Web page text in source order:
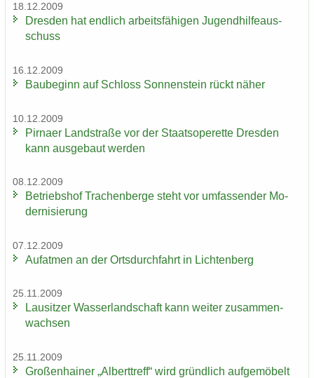
18.12.2009
Dres­den hat end­lich ar­beits­fä­hi­gen Ju­gend­hil­fe­aus­
schuss
16.12.2009
Bau­be­ginn auf Schloss Son­nen­stein rückt näher
10.12.2009
Pirna­er Land­stra­ße vor der Staats­ope­ret­te Dres­den
kann aus­ge­baut wer­den
08.12.2009
Be­triebs­hof Tra­chen­ber­ge steht vor um­fas­sen­der Mo­
der­ni­sie­rung
07.12.2009
Auf­at­men an der Orts­durch­fahrt in Lich­ten­berg
25.11.2009
Lau­sit­zer Was­ser­land­schaft kann wei­ter zu­sam­men­
wach­sen
25.11.2009
Gro­ßen­hai­ner „Al­bert­treff“ wird gründ­lich auf­ge­mö­belt